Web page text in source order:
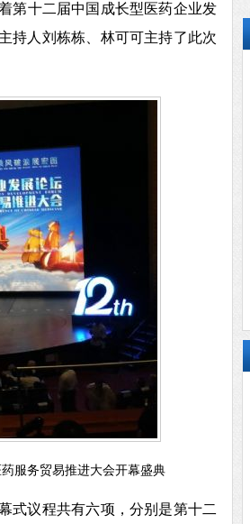
第十二届中国成长型医药企业发
持人刘栋栋、林可可主持了此次
服务贸易推进大会开幕盛典
式议程共有六项，分别是第十二